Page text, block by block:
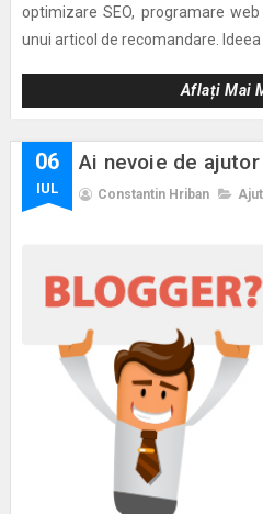
optimizare SEO, programare
unui articol de recomandare.
Aflați Mai
06
IUL
Ai nevoie de
Constantin Hriban